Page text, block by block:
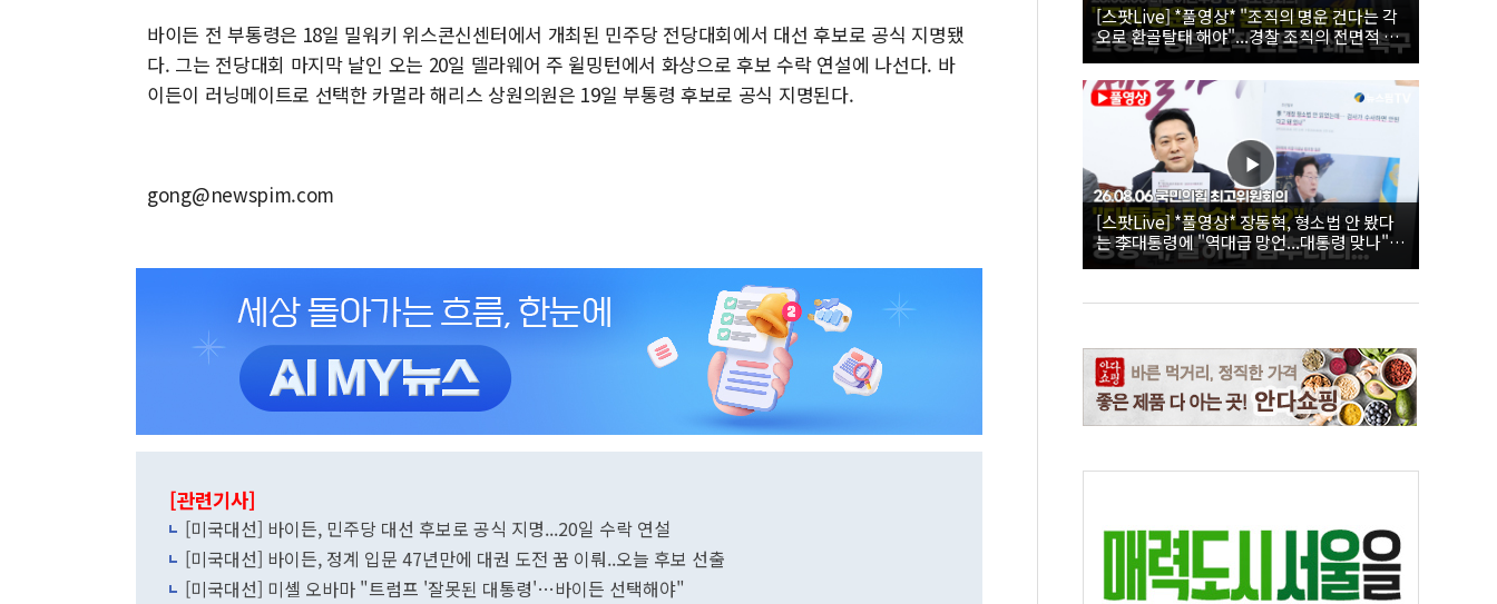
바이든 전 부통령은 18일 밀워키 위스콘신센터에서 개최된 민주당 전당대회에서 대선 후보로 공식 지명됐
다. 그는 전당대회 마지막 날인 오는 20일 델라웨어 주 윌밍턴에서 화상으로 후보 수락 연설에 나선다. 바
이든이 러닝메이트로 선택한 카멀라 해리스 상원의원은 19일 부통령 후보로 공식 지명된다.
gong@newspim.com
[관련기사]
[미국대선] 바이든, 민주당 대선 후보로 공식 지명...20일 수락 연설
[미국대선] 바이든, 정계 입문 47년만에 대권 도전 꿈 이뤄..오늘 후보 선출
[미국대선] 미셸 오바마 "트럼프 '잘못된 대통령'…바이든 선택해야"
[스팟Live] *풀영상* "조직의 명운 건다는 각
오로 환골탈태 해야"...경찰 조직의 전면적 쇄
신 촉구한 한병도 | 26.08.06 더불어민주당 정
책조정회의
[스팟Live] *풀영상* 장동혁, 형소법 안 봤다
는 李대통령에 "역대급 망언...대통령 맞나"｜
26.08.06 국민의힘 최고위원회의